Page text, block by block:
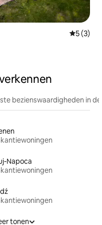
5 (3)
bezienswaardigheden in
Napoca
tonen